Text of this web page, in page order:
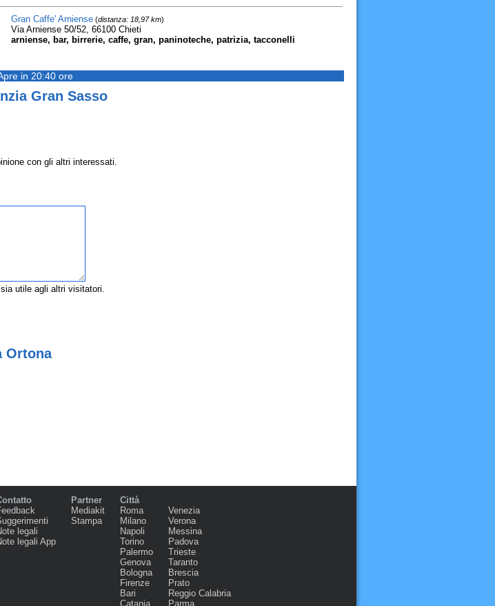
Gran Caffe' Arniense(distanza: 18,97 km)
Via Arniense 50/52, 66100 Chieti
arniense, bar, birrerie, caffe, gran, paninoteche, patrizia, tacconelli
in 20:40 ore
Gran Sasso
con gli altri interessati.
utile agli altri visitatori.
Ortona
legali
legali App
Partner
Mediakit
Stampa
Città
Roma
Milano
Napoli
Torino
Palermo
Genova
Bologna
Firenze
Bari
Catania
Venezia
Verona
Messina
Padova
Trieste
Taranto
Brescia
Prato
Reggio Calabria
Parma